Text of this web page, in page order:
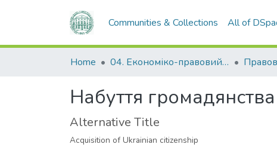
Communities & Collections All of
Home 04. Економіко-правовий факультет
Набуття
Alternative Title
Acquisition of Ukrainian citizenship